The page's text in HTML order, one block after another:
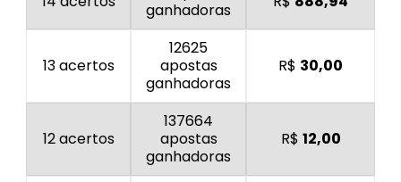
ganhadoras
13 acertos
12625
apostas
ganhadoras
R$ 30,00
12 acertos
137664
apostas
ganhadoras
R$ 12,00